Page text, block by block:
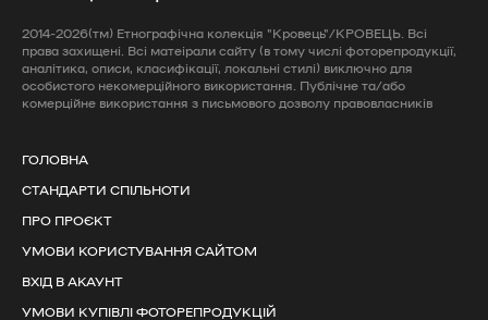
2014-2026(тм) Етнографічна колекція "Кровець"/КРОВЕЦЬ. Всі
права захищені. Всі матеірали сайту (в тому числі фоторепродукції,
аналітика, описи, класифікації, локальні стилі) виключно для
особистого некомерційного використання. Публічне та/або
комерційне використання з письмового дозволу правовласників
ГОЛОВНА
СТАНДАРТИ СПІЛЬНОТИ
ПРО ПРОЄКТ
УМОВИ КОРИСТУВАННЯ САЙТОМ
ВХІД В АКАУНТ
УМОВИ КУПІВЛІ ФОТОРЕПРОДУКЦІЙ